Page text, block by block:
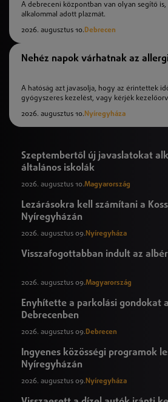
A debreceni központban van olyan segítő
alkalommal adott plazmát.
2026. augusztus 10.Debrecen
Nehéz napok várhatnak az
A hatóság azt javasolja, hogy az érintettek
gyógyszeres kezelést, vagy kérjék
2026. augusztus 10. Nyíregyháza
Szeptembertől új javaslatokat
általános iskolák
2026. augusztus 10.Magyarország
Lezárásokra kell számítani a
Nyíregyházán
2026. augusztus 09. Nyíregyháza
Visszafogottabban indult az
2026. augusztus 09.Magyarország
Enyhítette a parkolási gondokat
Debrecenben
2026. augusztus 09.Debrecen
Ingyenes közösségi programok
Nyíregyházán
2026. augusztus 09. Nyíregyháza